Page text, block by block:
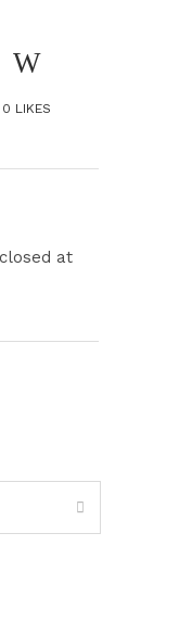
0 LIKES
at